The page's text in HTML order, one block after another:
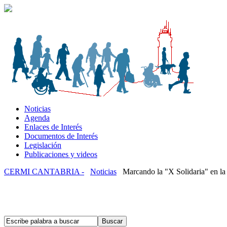
Noticias
Agenda
Enlaces de Interés
Documentos de Interés
Legislación
Publicaciones y videos
CERMI CANTABRIA -
Noticias Marcando la "X Solidaria" en la